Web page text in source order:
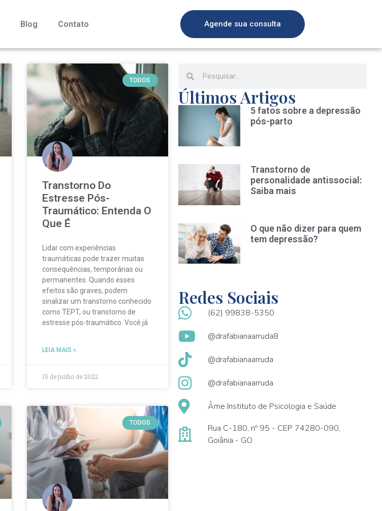
Blog Contato Agende sua consulta
TODOS
Transtorno Do
Estresse Pós-
Traumático: Entenda O
Que É
Lidar com experiências
traumáticas pode trazer muitas
consequências, temporárias ou
permanentes. Quando esses
efeitos são graves, podem
sinalizar um transtorno conhecido
como TEPT, ou transtorno de
estresse pós-traumático. Você já
LEIA MAIS »
15 de junho de 2022
TODOS
Últimos Artigos
5 fatos sobre a depressão
pós-parto
Transtorno de
personalidade antissocial:
Saiba mais
O que não dizer para quem
tem depressão?
Redes Sociais
(62) 99838-5350
@drafabianaarruda8
@drafabianaarruda
@drafabianaarruda
Âme Instituto de Psicologia e Saúde
Rua C-180, nº 95 - CEP 74280-090,
Goiânia - GO